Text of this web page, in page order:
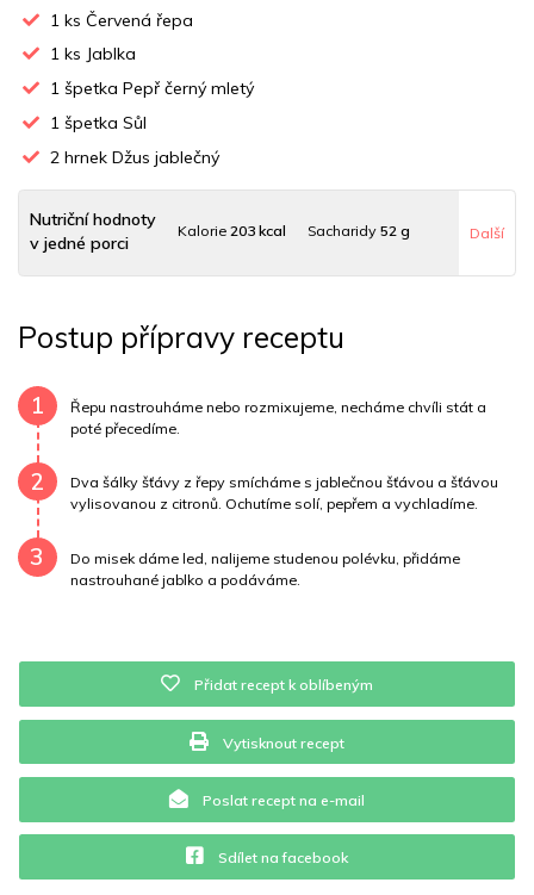
1 ks Červená řepa
1 ks Jablka
1 špetka Pepř černý mletý
1 špetka Sůl
2 hrnek Džus jablečný
Nutriční hodnoty
v jedné porci
Kalorie 203 kcal Sacharidy 52 g
Uhlovodany 52 g Cholesterol0 mg
Draslík 897.7 mg Vláknina 17239.8 mg
Vitamín B120 mg Vitamín C126.4 mg
Vitamín E0.2 mg Vápník0 mg Železo2.1 mg
Další
Postup přípravy receptu
1
Řepu nastrouháme nebo rozmixujeme, necháme chvíli stát a
poté přecedíme.
2
Dva šálky šťávy z řepy smícháme s jablečnou šťávou a šťávou
vylisovanou z citronů. Ochutíme solí, pepřem a vychladíme.
3
Do misek dáme led, nalijeme studenou polévku, přidáme
nastrouhané jablko a podáváme.
Přidat recept k oblíbeným
Vytisknout recept
Poslat recept na e-mail
Sdílet na facebook